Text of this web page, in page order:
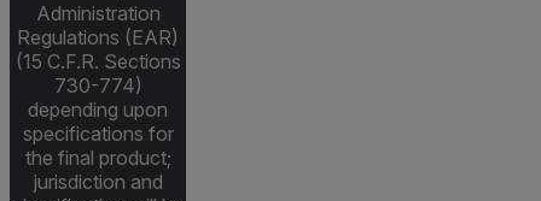
Administration
Regulations (EAR)
(15 C.F.R. Sections
730-774)
depending upon
specifications for
the final product;
jurisdiction and